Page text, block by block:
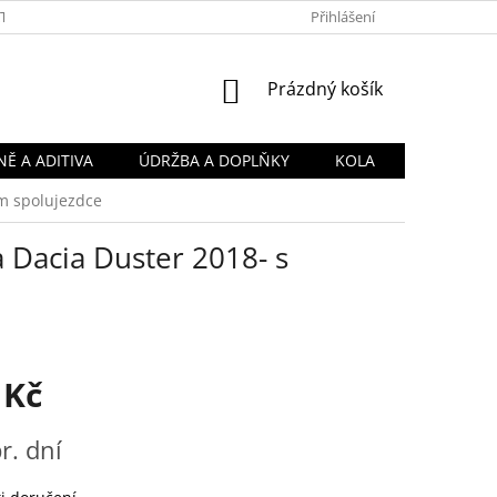
PODMÍNKY OCHRANY OSOBNÍCH
Přihlášení
NÁKUPNÍ
Prázdný košík
A ADITIVA ÚDRŽBA A DOPLŇKY
KOLA
spolujezdce
Duster 2018- s
dní